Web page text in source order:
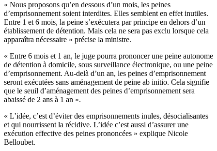
« Nous proposons qu’en dessous d’un mois, les peines
d’emprisonnement soient interdites. Elles semblent en effet inutiles.
Entre 1 et 6 mois, la peine s’exécutera par principe en dehors d’un
établissement de détention. Mais cela ne sera pas exclu lorsque cela
apparaîtra nécessaire » précise la ministre.
« Entre 6 mois et 1 an, le juge pourra prononcer une peine autonome
de détention à domicile, sous surveillance électronique, ou une peine
d’emprisonnement. Au-delà d’un an, les peines d’emprisonnement
seront exécutées sans aménagement de peine ab initio. Cela signifie
que le seuil d’aménagement des peines d’emprisonnement sera
abaissé de 2 ans à 1 an ».
« L’idée, c’est d’éviter des emprisonnements inules, désocialisantes
et qui nourrissent la récidive. L’idée c’est aussi d’assurer une
exécution effective des peines prononcées » explique Nicole
Belloubet.